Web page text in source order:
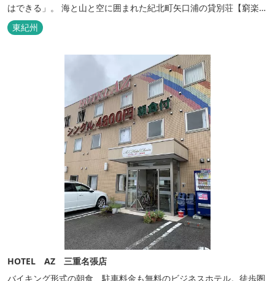
はできる」。 海と山と空に囲まれた紀北町矢口浦の貸別荘【窮楽通
楽】。 中国古典『荘子』の一節「窮亦楽、通亦楽」から名づけまし
た。 いつでも気軽にご利用ください。
東紀州
HOTEL AZ 三重名張店
バイキング形式の朝食、駐車料金も無料のビジネスホテル。徒歩圏